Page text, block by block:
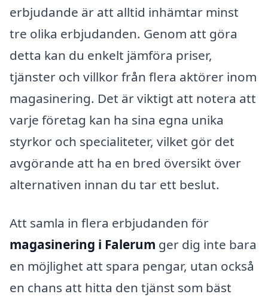
erbjudande är att alltid inhämtar minst
tre olika erbjudanden. Genom att göra
detta kan du enkelt jämföra priser,
tjänster och villkor från flera aktörer inom
magasinering. Det är viktigt att notera att
varje företag kan ha sina egna unika
styrkor och specialiteter, vilket gör det
avgörande att ha en bred översikt över
alternativen innan du tar ett beslut.
Att samla in flera erbjudanden för
magasinering i Falerum ger dig inte bara
en möjlighet att spara pengar, utan också
en chans att hitta den tjänst som bäst